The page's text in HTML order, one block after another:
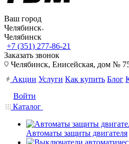
Ваш город
Челябинск
Челябинск
+7 (351) 277-86-21
Заказать звонок
Челябинск, Енисейская, дом №
Акции Услуги Как купить Блог
Войти
Каталог
Автоматы защиты двигателя